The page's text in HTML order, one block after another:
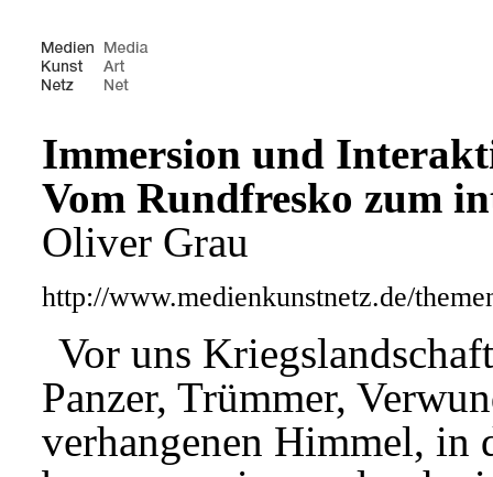
Immersion und
Vom Rundfresko zum
Oliver Grau
http://www.medienkunstnetz.de/
Vor uns
Panzer, Trümmer,
verhangenen Himmel, in